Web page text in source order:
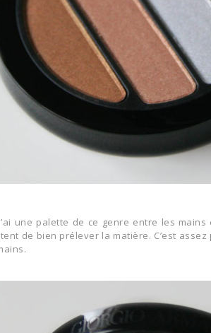
une palette de ce genre entre les
de bien prélever la matière. C’est